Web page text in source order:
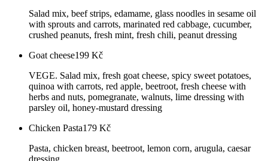
Salad mix, beef strips, edamame, glass noodles in sesame oil
with sprouts and carrots, marinated red cabbage, cucumber,
crushed peanuts, fresh mint, fresh chili, peanut dressing
Goat cheese199 Kč
VEGE. Salad mix, fresh goat cheese, spicy sweet potatoes,
quinoa with carrots, red apple, beetroot, fresh cheese with
herbs and nuts, pomegranate, walnuts, lime dressing with
parsley oil, honey-mustard dressing
Chicken Pasta179 Kč
Pasta, chicken breast, beetroot, lemon corn, arugula, caesar
dressing